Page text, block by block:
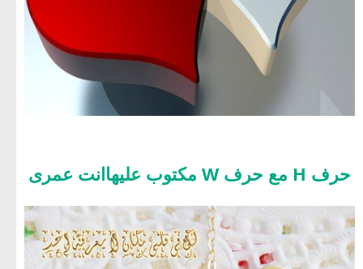
حرف H مع حرف W مكتوب عليهاانت عمرى